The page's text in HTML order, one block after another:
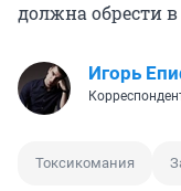
должна обрести в
Игорь
Токсикомания